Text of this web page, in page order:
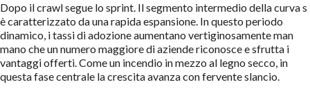
Dopo il crawl segue lo sprint. Il segmento intermedio della curva s
è caratterizzato da una rapida espansione. In questo periodo
dinamico, i tassi di adozione aumentano vertiginosamente man
mano che un numero maggiore di aziende riconosce e sfrutta i
vantaggi offerti. Come un incendio in mezzo al legno secco, in
questa fase centrale la crescita avanza con fervente slancio.